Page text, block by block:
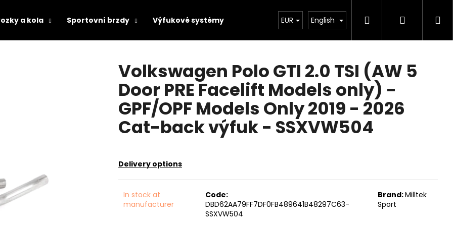
a kola Sportovní brzdy Výfukové systémy Chiptuning Projekty Exteriér Ostatní
EUR English SearchLogin
Volkswagen Polo GTI 2.0 TSI (AW 5
Door PRE Facelift Models only) -
GPF/OPF Models Only 2019 - 2026
Cat-back výfuk - SSXVW504
Delivery options
In stock at
manufacturer
Code:
DBD62AA79FF7DF0FB489641B48297C63-
SSXVW504
Brand:Milltek
Sport
SEARCH